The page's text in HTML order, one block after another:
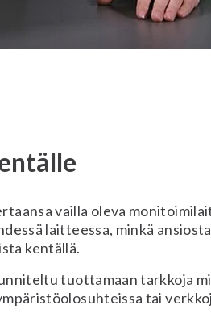
vailla oleva
laitteessa, minkä
kentällä.
tuottamaan tarkkoja
tai